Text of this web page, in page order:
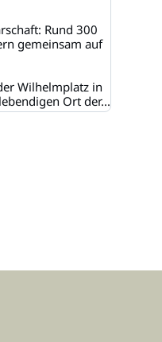
Rund 300
gemeinsam auf
Wilhelmplatz in
Ort der...